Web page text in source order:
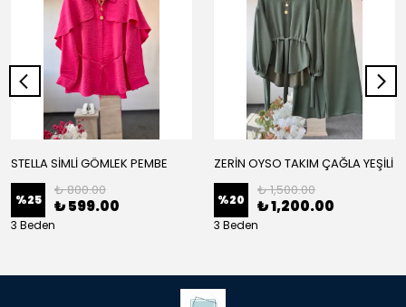
STELLA SİMLİ GÖMLEK PEMBE
%25
₺ 800.00
₺ 599.00
3 Beden
ZERİN OYSO TAKIM ÇAĞLA YEŞİLİ
%20
₺ 1,500.00
₺ 1,200.00
3 Beden